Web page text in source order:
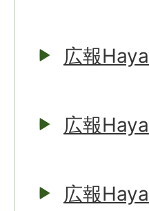
広報
広報
広報